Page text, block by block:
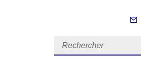
Rechercher